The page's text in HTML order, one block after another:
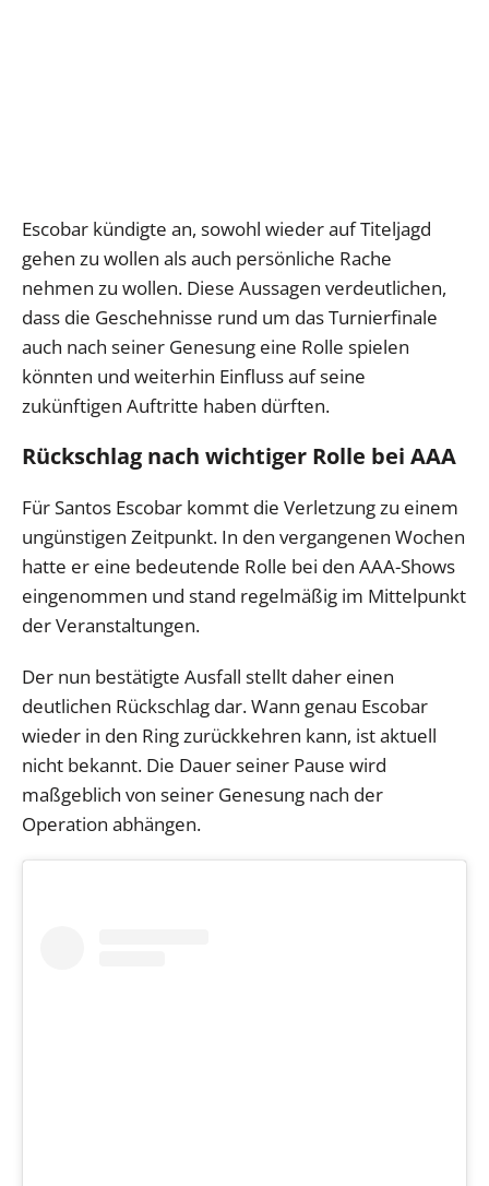
Escobar kündigte an, sowohl wieder auf Titeljagd
gehen zu wollen als auch persönliche Rache
nehmen zu wollen. Diese Aussagen verdeutlichen,
dass die Geschehnisse rund um das Turnierfinale
auch nach seiner Genesung eine Rolle spielen
könnten und weiterhin Einfluss auf seine
zukünftigen Auftritte haben dürften.
Rückschlag nach wichtiger Rolle bei AAA
Für Santos Escobar kommt die Verletzung zu einem
ungünstigen Zeitpunkt. In den vergangenen Wochen
hatte er eine bedeutende Rolle bei den AAA-Shows
eingenommen und stand regelmäßig im Mittelpunkt
der Veranstaltungen.
Der nun bestätigte Ausfall stellt daher einen
deutlichen Rückschlag dar. Wann genau Escobar
wieder in den Ring zurückkehren kann, ist aktuell
nicht bekannt. Die Dauer seiner Pause wird
maßgeblich von seiner Genesung nach der
Operation abhängen.